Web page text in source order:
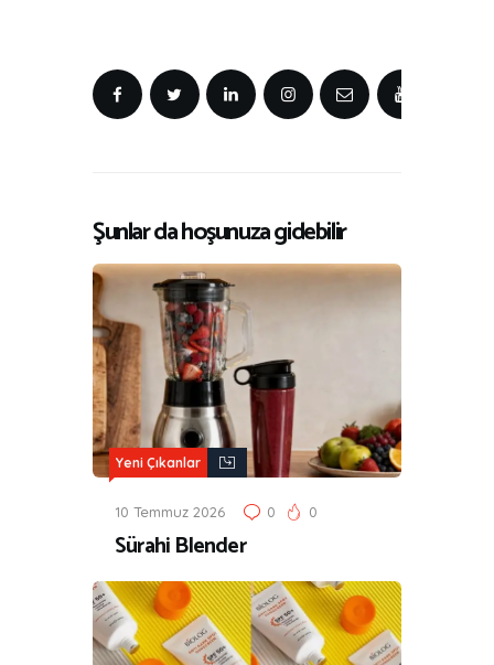
Şunlar da hoşunuza gidebilir
Yeni Çıkanlar
10 Temmuz 2026 0 0
Sürahi Blender